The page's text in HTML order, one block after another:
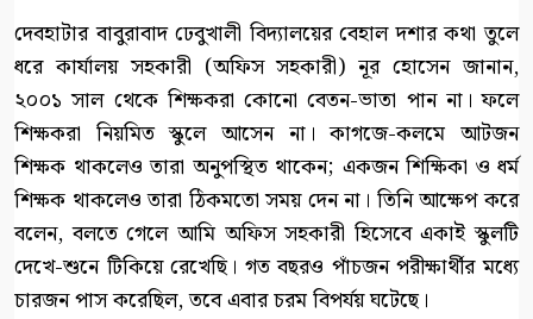
দেবহাটার বাবুরাবাদ ঢেবুখালী বিদ্যালয়ের বেহাল দশার কথা তুলে
ধরে কার্যালয় সহকারী (অফিস সহকারী) নূর হোসেন জানান,
২০০১ সাল থেকে শিক্ষকরা কোনো বেতন-ভাতা পান না। ফলে
শিক্ষকরা নিয়মিত স্কুলে আসেন না। কাগজে-কলমে আটজন
শিক্ষক থাকলেও তারা অনুপস্থিত থাকেন; একজন শিক্ষিকা ও ধর্ম
শিক্ষক থাকলেও তারা ঠিকমতো সময় দেন না। তিনি আক্ষেপ করে
বলেন, বলতে গেলে আমি অফিস সহকারী হিসেবে একাই স্কুলটি
দেখে-শুনে টিকিয়ে রেখেছি। গত বছরও পাঁচজন পরীক্ষার্থীর মধ্যে
চারজন পাস করেছিল, তবে এবার চরম বিপর্যয় ঘটেছে।